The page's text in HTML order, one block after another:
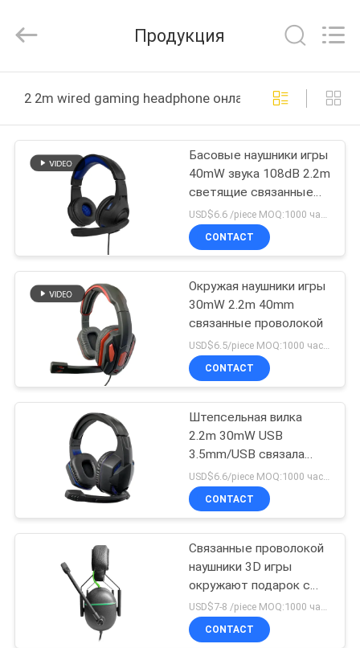
ПРОДУКТЫ
ПУТЕШЕСТВИЕ
ФАБРИКИ
ПРОВЕРКА
КАЧЕСТВА
СВЯЖИТЕСЬ
СПРОСИТЕ
ЦИТАТУ
КАРТА
Electronics
Co,ltd.
Reserved.
Продукция
2 2m wired gaming headphone онлайн производство
Басовые наушники игры
40mW звука 108dB 2.2m
светящие связанные
проволокой
USD$6.6 /piece MOQ:1000 частей в детали
CONTACT
Окружая наушники игры
30mW 2.2m 40mm
связанные проволокой
CONTACT
Штепсельная вилка
2.2m 30mW USB
3.5mm/USB связала
проволокой наушники
игры
CONTACT
Связанные проволокой
наушники 3D игры
окружают подарок с
Mic особенно для
игроков игры
USD$7-8 /piece MOQ:1000 частей в детали
CONTACT